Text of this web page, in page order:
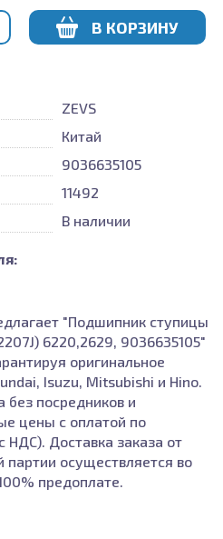
В КОРЗИНУ
ZEVS
Китай
9036635105
11492
В наличии
"Подшипник ступицы
6220,2629, 9036635105"
оригинальное
Isuzu, Mitsubishi и Hino.
посредников и
цены с оплатой по
НДС). Доставка заказа от
партии осуществляется во
предоплате.